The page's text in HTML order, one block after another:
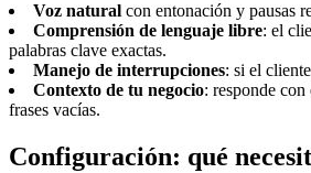
Voz natural con entonación y pausas
Comprensión de lenguaje libre: el
palabras clave exactas.
Manejo de interrupciones: si el
Contexto de tu negocio: responde con
frases vacías.
Configuración: qué